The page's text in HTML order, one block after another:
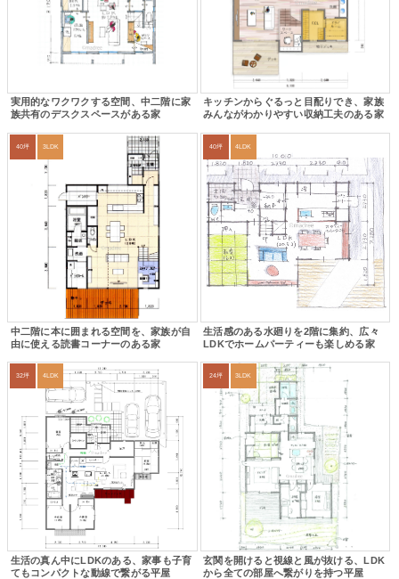
実用的なワクワクする空間、中二階に家
族共有のデスクスペースがある家
キッチンからぐるっと目配りでき、家族
みんながわかりやすい収納工夫のある家
40坪 3LDK
中二階に本に囲まれる空間を、家族が自
由に使える読書コーナーのある家
40坪 4LDK
生活感のある水廻りを2階に集約、広々
LDKでホームパーティーも楽しめる家
32坪 4LDK
生活の真ん中にLDKのある、家事も子育
てもコンパクトな動線で繋がる平屋
24坪 3LDK
玄関を開けると視線と風が抜ける、LDK
から全ての部屋へ繋がりを持つ平屋